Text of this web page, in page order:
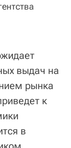
выдач на
рынка
к
в